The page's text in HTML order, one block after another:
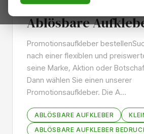
Ablösbare
Promotionsaufkleber
nach einer flexiblen und
seine Marke, Aktion oder
Dann wählen Sie einen unserer
Promotionsaufkleber. Die A…
ABLÖSBARE AUFKLEBER
ABLÖSBARE AUFKLEBER